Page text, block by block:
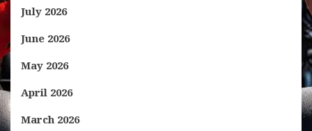
July 2026
June 2026
May 2026
April 2026
March 2026